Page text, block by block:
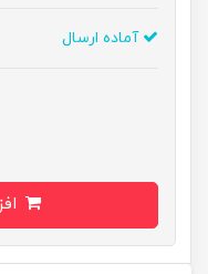
آماده ارسال